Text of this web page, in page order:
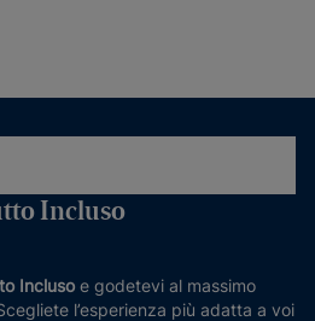
Incluso
Incluso e godetevi al massimo
l’esperienza più adatta a voi